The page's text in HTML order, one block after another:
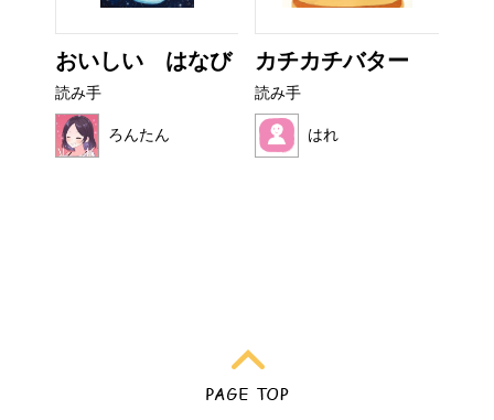
おいしい はなび
読み手
ろんたん
カチカチバター
読み手
はれ